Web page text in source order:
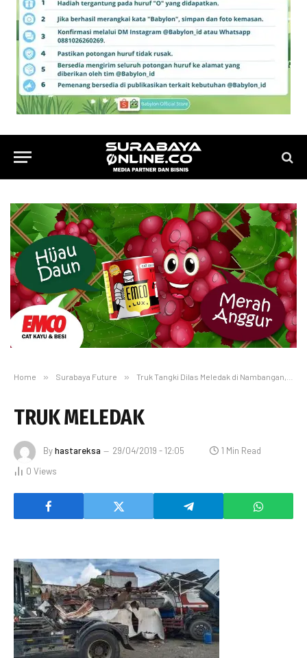
Home » Surabaya Future » Truk Tangki Dilas Meledak di Nambangan, Satu Meninggal dan Satu Kritis
TRUK MELEDAK
Byhastareksa 29/04/2019 - 12:05
1 Min Read
0 Views